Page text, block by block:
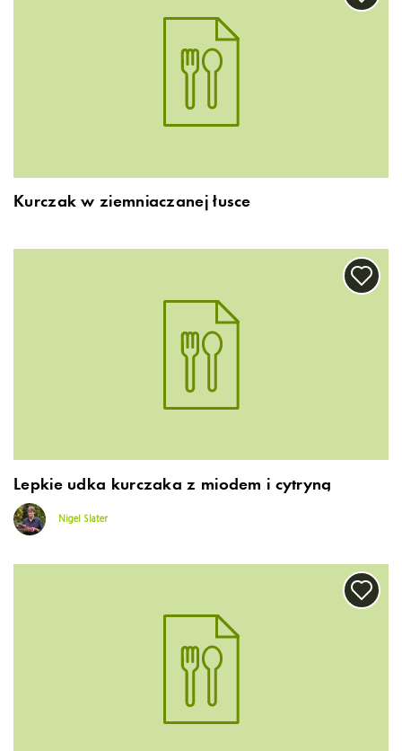
Kurczak w ziemniaczanej łusce
Lepkie udka kurczaka z miodem i cytryną
Nigel Slater